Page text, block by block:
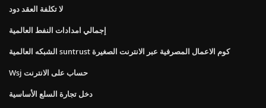
لا تكلفة العقد دود
إجمالي امدادات النفط العالمية
الشبكه العالمية suntrust كوم الاعمال المصرفية عبر الانترنت الصغيرة
Wsj حساب على الانترنت
دخل تجارة السلع الأساسية